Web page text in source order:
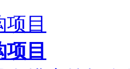
目
目